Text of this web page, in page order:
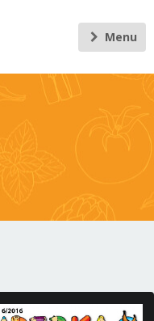
Menu